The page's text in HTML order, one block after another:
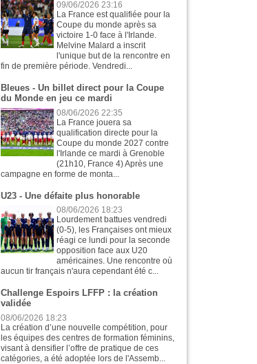
09/06/2026 23:16
La France est qualifiée pour la
Coupe du monde après sa
victoire 1-0 face à l'Irlande.
Melvine Malard a inscrit
l'unique but de la rencontre en
fin de première période. Vendredi...
Bleues - Un billet direct pour la Coupe
du Monde en jeu ce mardi
08/06/2026 22:35
La France jouera sa
qualification directe pour la
Coupe du monde 2027 contre
l'Irlande ce mardi à Grenoble
(21h10, France 4) Après une
campagne en forme de monta...
U23 - Une défaite plus honorable
08/06/2026 18:23
Lourdement battues vendredi
(0-5), les Françaises ont mieux
réagi ce lundi pour la seconde
opposition face aux U20
américaines. Une rencontre où
aucun tir français n'aura cependant été c...
Challenge Espoirs LFFP : la création
validée
08/06/2026 18:23
La création d’une nouvelle compétition, pour
les équipes des centres de formation féminins,
visant à densifier l’offre de pratique de ces
catégories, a été adoptée lors de l'Assemb...